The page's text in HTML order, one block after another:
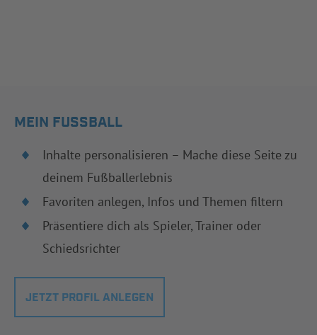
MEIN FUSSBALL
Inhalte personalisieren – Mache diese Seite zu
deinem Fußballerlebnis
Favoriten anlegen, Infos und Themen filtern
Präsentiere dich als Spieler, Trainer oder
Schiedsrichter
JETZT PROFIL ANLEGEN